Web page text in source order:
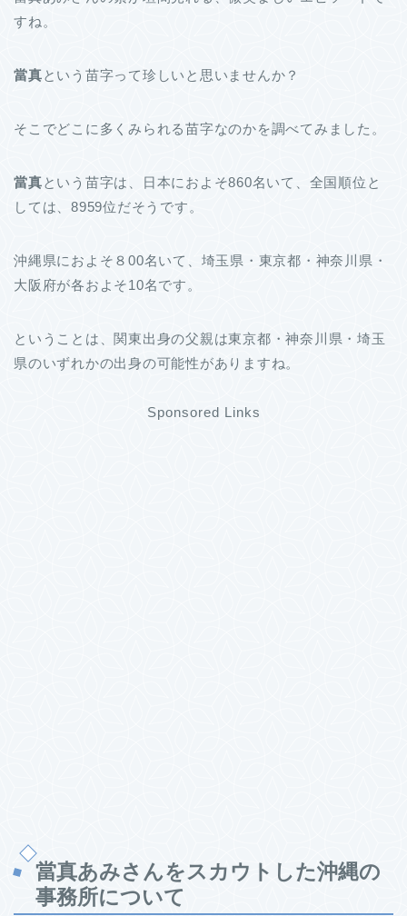
すね。
當真という苗字って珍しいと思いませんか？
そこでどこに多くみられる苗字なのかを調べてみました。
當真という苗字は、日本におよそ860名いて、全国順位と
しては、8959位だそうです。
沖縄県におよそ８00名いて、埼玉県・東京都・神奈川県・
大阪府が各およそ10名です。
ということは、関東出身の父親は東京都・神奈川県・埼玉
県のいずれかの出身の可能性がありますね。
Sponsored Links
當真あみさんをスカウトした沖縄の
事務所について